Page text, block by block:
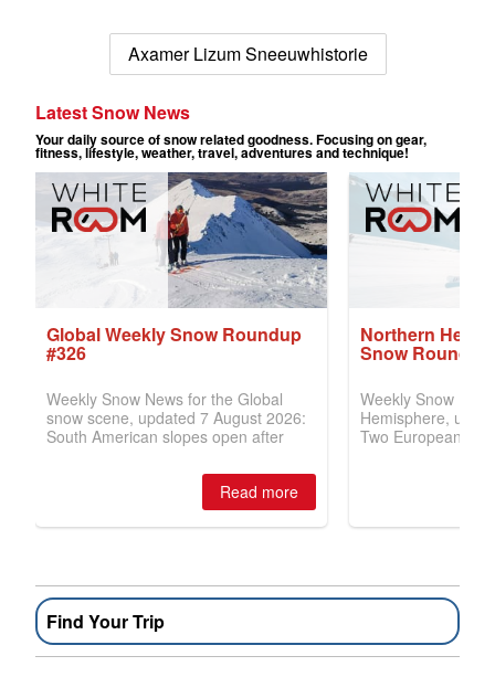
Axamer Lizum Sneeuwhistorie
Find Your Trip